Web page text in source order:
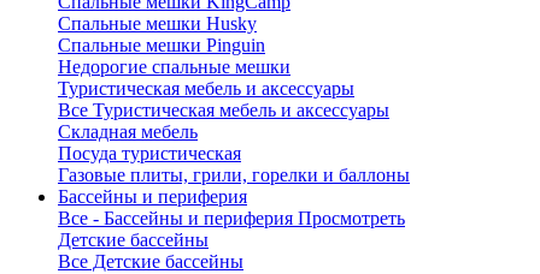
Спальные мешки Husky
Спальные мешки Pinguin
Недорогие спальные мешки
Туристическая мебель и аксессуары
Все Туристическая мебель и аксессуары
Складная мебель
Посуда туристическая
Газовые плиты, грили, горелки и баллоны
Бассейны и периферия
Все - Бассейны и периферия Просмотреть
Детские бассейны
Все Детские бассейны